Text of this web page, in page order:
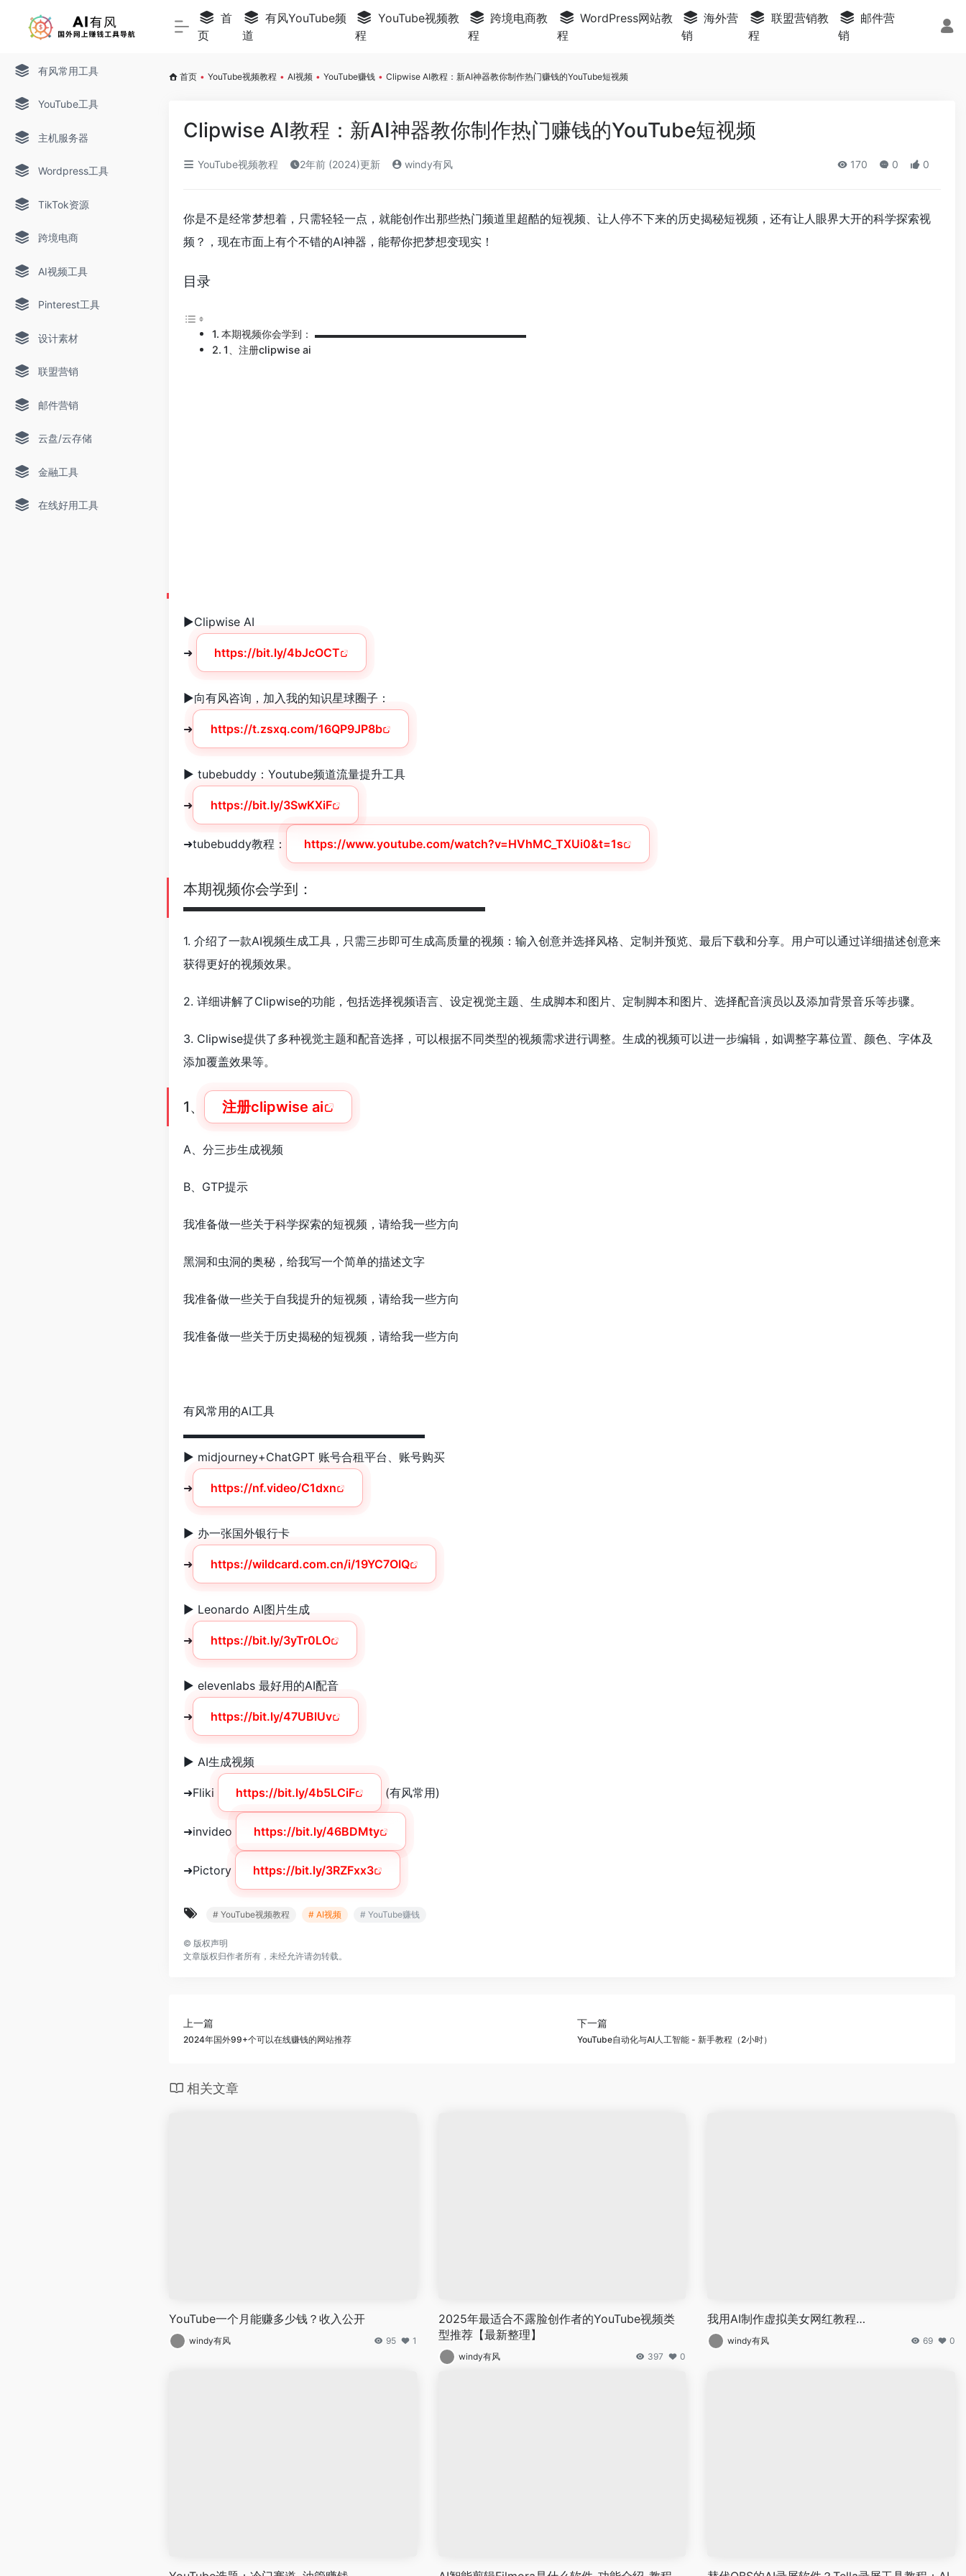
有风常用工具
YouTube工具
主机服务器
Wordpress工具
TikTok资源
跨境电商
AI视频工具
Pinterest工具
设计素材
联盟营销
邮件营销
云盘/云存储
金融工具
在线好用工具
首
页
有风YouTube频
道
YouTube视频教
程
跨境电商教
程
WordPress网站教
程
海外营
销
联盟营销教
程
邮件营
销
首页 • YouTube视频教程 • AI视频 • YouTube赚钱 • Clipwise AI教程：新AI神器教你制作热门赚钱的YouTube短视频
Clipwise AI教程：新AI神器教你制作热门赚钱的YouTube短视频
YouTube视频教程 2年前 (2024)更新 windy有风 170 0 0
你是不是经常梦想着，只需轻轻一点，就能创作出那些热门频道里超酷的短视频、让人停不下来的历史揭秘短视频，还有让人眼界大开的科学探索视
频？，现在市面上有个不错的AI神器，能帮你把梦想变现实！
目录
本期视频你会学到： ▬▬▬▬▬▬▬▬▬▬▬▬▬▬▬▬▬▬▬▬▬
1、注册clipwise ai
►Clipwise AI
➜ https://bit.ly/4bJcOCT
►向有风咨询，加入我的知识星球圈子：
➜ https://t.zsxq.com/16QP9JP8b
► tubebuddy：Youtube频道流量提升工具
➜ https://bit.ly/3SwKXiF
➜tubebuddy教程： https://www.youtube.com/watch?v=HVhMC_TXUi0&t=1s
本期视频你会学到：
▬▬▬▬▬▬▬▬▬▬▬▬▬▬▬▬▬▬▬▬▬
1. 介绍了一款AI视频生成工具，只需三步即可生成高质量的视频：输入创意并选择风格、定制并预览、最后下载和分享。用户可以通过详细描述创意来
获得更好的视频效果。
2. 详细讲解了Clipwise的功能，包括选择视频语言、设定视觉主题、生成脚本和图片、定制脚本和图片、选择配音演员以及添加背景音乐等步骤。
3. Clipwise提供了多种视觉主题和配音选择，可以根据不同类型的视频需求进行调整。生成的视频可以进一步编辑，如调整字幕位置、颜色、字体及
添加覆盖效果等。
1、 注册clipwise ai
A、分三步生成视频
B、GTP提示
我准备做一些关于科学探索的短视频，请给我一些方向
黑洞和虫洞的奥秘，给我写一个简单的描述文字
我准备做一些关于自我提升的短视频，请给我一些方向
我准备做一些关于历史揭秘的短视频，请给我一些方向
有风常用的AI工具
▬▬▬▬▬▬▬▬▬▬▬▬▬▬▬▬▬▬▬▬▬
► midjourney+ChatGPT 账号合租平台、账号购买
➜ https://nf.video/C1dxn
► 办一张国外银行卡
➜ https://wildcard.com.cn/i/19YC7OIQ
► Leonardo AI图片生成
➜ https://bit.ly/3yTr0LO
► elevenlabs 最好用的AI配音
➜ https://bit.ly/47UBlUv
► AI生成视频
➜Fliki https://bit.ly/4b5LCiF (有风常用)
➜invideo https://bit.ly/46BDMty
➜Pictory https://bit.ly/3RZFxx3
# YouTube视频教程 # AI视频 # YouTube赚钱
© 版权声明
文章版权归作者所有，未经允许请勿转载。
上一篇
2024年国外99+个可以在线赚钱的网站推荐
下一篇
YouTube自动化与AI人工智能 - 新手教程（2小时）
相关文章
YouTube一个月能赚多少钱？收入公开
windy有风 95 1
2025年最适合不露脸创作者的YouTube视频类
型推荐【最新整理】
windy有风 397 0
我用AI制作虚拟美女网红教程…
windy有风 69 0